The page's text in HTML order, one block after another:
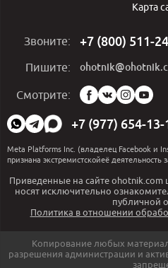
Карта
Звоните: +7 (800) 511-
Пишите:
Смотрите:
Мы
в
социальных
сетях:
+7 (977) 654-13-
Meta Platforms Inc. (владелец Facebook и
признана экстремистскойеё деятельность
Приведенные на сайте ohotnik.com
носят исключительно
публичной
Политика в отношении
Копирование любых
разрешения администрации и